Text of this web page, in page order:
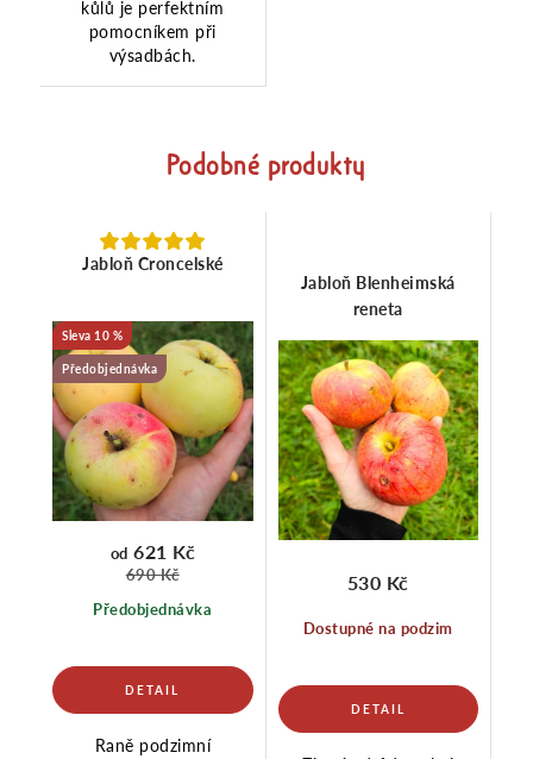
kůlů je perfektním
pomocníkem při
výsadbách.
Podobné produkty
Jabloň Croncelské
10 %
Předobjednávka
Předobjednávka
od 621 Kč
690 Kč
Raně podzimní
Jabloň Blenheimská
reneta
Dostupné na podzim
530 Kč